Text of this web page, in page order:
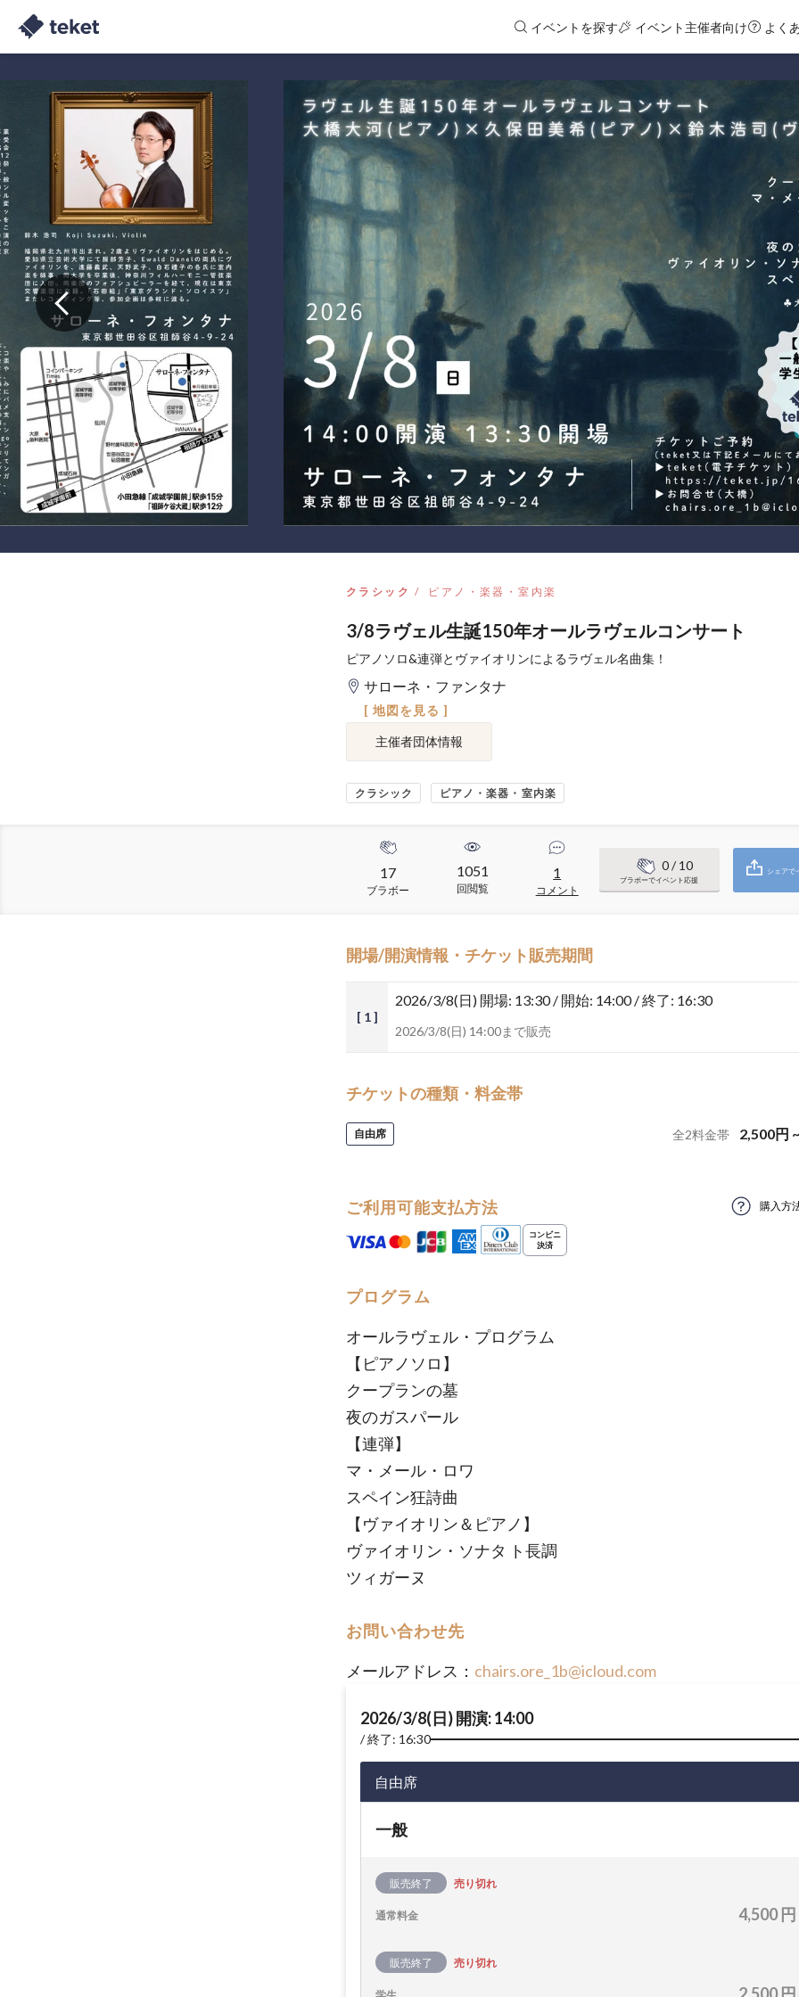
イベントを探す イベント主催者向け よく
クラシック ピアノ・楽器・室内楽
3/8ラヴェル生誕150年オールラヴェルコンサート
ピアノソロ&連弾とヴァイオリンによるラヴェル名曲集！
サローネ・ファンタナ
[ 地図を見る ]
主催者団体情報
クラシック ピアノ・楽器・室内楽
17
ブラボー
1051
回閲覧
1
コメント
0/ 10
ブラボーでイベント応援
シェアで
開場/開演情報・チケット販売期間
[ 1 ]
2026/3/8(日) 開場: 13:30 / 開始: 14:00 / 終了: 16:30
2026/3/8(日) 14:00まで販売
チケットの種類・料金帯
自由席 全2料金帯 2,500円 ~
ご利用可能支払方法 購入方
プログラム
オールラヴェル・プログラム
【ピアノソロ】
クープランの墓
夜のガスパール
【連弾】
マ・メール・ロワ
スペイン狂詩曲
【ヴァイオリン＆ピアノ】
ヴァイオリン・ソナタ ト長調
ツィガーヌ
お問い合わせ先
メールアドレス： chairs.ore_1b@icloud.com
2026/3/8(日) 開演: 14:00
終了: 16:30
自由席
一般
販売終了 売り切れ
通常料金 4,500 円
販売終了 売り切れ
学生